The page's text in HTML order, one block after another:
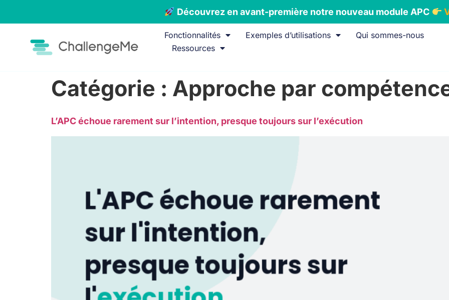
Découvrez en avant-première notre nouveau module APC
Fonctionnalités Exemples d’utilisations
Qui sommes-nous
Ressources
Catégorie : Approche par
L’APC échoue rarement sur l’intention, presque toujours sur l’exécution